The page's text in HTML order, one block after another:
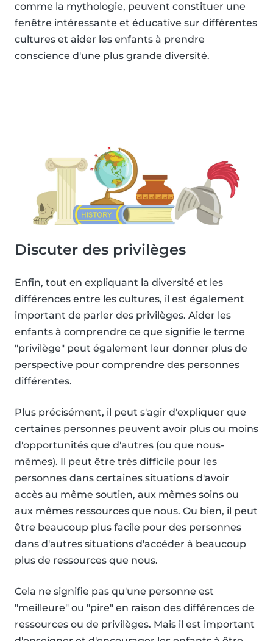
comme la mythologie, peuvent constituer une
fenêtre intéressante et éducative sur différentes
cultures et aider les enfants à prendre
conscience d'une plus grande diversité.
Discuter des privilèges
Enfin, tout en expliquant la diversité et les
différences entre les cultures, il est également
important de parler des privilèges. Aider les
enfants à comprendre ce que signifie le terme
"privilège" peut également leur donner plus de
perspective pour comprendre des personnes
différentes.
Plus précisément, il peut s'agir d'expliquer que
certaines personnes peuvent avoir plus ou moins
d'opportunités que d'autres (ou que nous-
mêmes). Il peut être très difficile pour les
personnes dans certaines situations d'avoir
accès au même soutien, aux mêmes soins ou
aux mêmes ressources que nous. Ou bien, il peut
être beaucoup plus facile pour des personnes
dans d'autres situations d'accéder à beaucoup
plus de ressources que nous.
Cela ne signifie pas qu'une personne est
"meilleure" ou "pire" en raison des différences de
ressources ou de privilèges. Mais il est important